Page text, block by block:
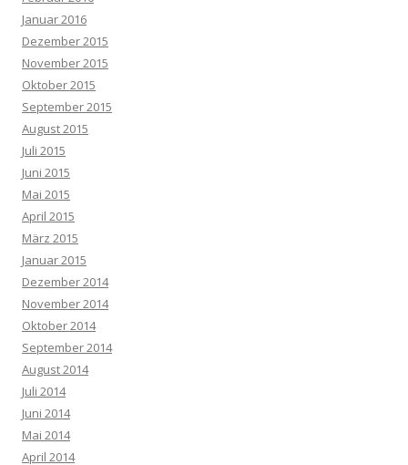
Januar 2016
Dezember 2015
November 2015
Oktober 2015
September 2015
August 2015
Juli 2015
Juni 2015
Mai 2015
April 2015
März 2015
Januar 2015
Dezember 2014
November 2014
Oktober 2014
September 2014
August 2014
Juli 2014
Juni 2014
Mai 2014
April 2014